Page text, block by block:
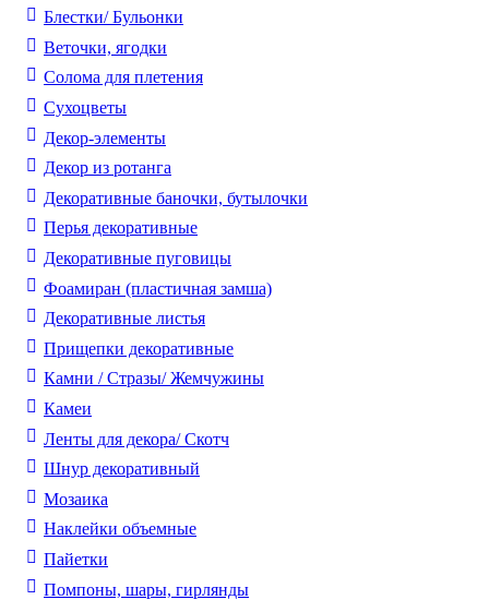
Блестки/ Бульонки
Веточки, ягодки
Солома для плетения
Cухоцветы
Декор-элементы
Декор из ротанга
Декоративные баночки, бутылочки
Перья декоративные
Декоративные пуговицы
Фоамиран (пластичная замша)
Декоративные листья
Прищепки декоративные
Камни / Cтразы/ Жемчужины
Камеи
Ленты для декора/ Скотч
Шнур декоративный
Мозаика
Наклейки объемные
Пайетки
Помпоны, шары, гирлянды